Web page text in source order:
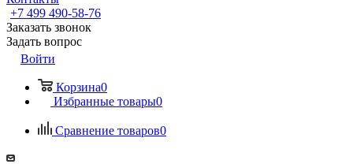
+7 499 490-58-76
Заказать звонок
Задать вопрос
Войти
Корзина0
Избранные товары0
Сравнение товаров0